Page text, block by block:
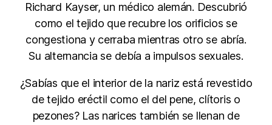
Richard Kayser, un médico alemán. Descubrió
como el tejido que recubre los orificios se
congestiona y cerraba mientras otro se abría.
Su alternancia se debía a impulsos sexuales.
¿Sabías que el interior de la nariz está revestido
de tejido eréctil como el del pene, clítoris o
pezones? Las narices también se llenan de